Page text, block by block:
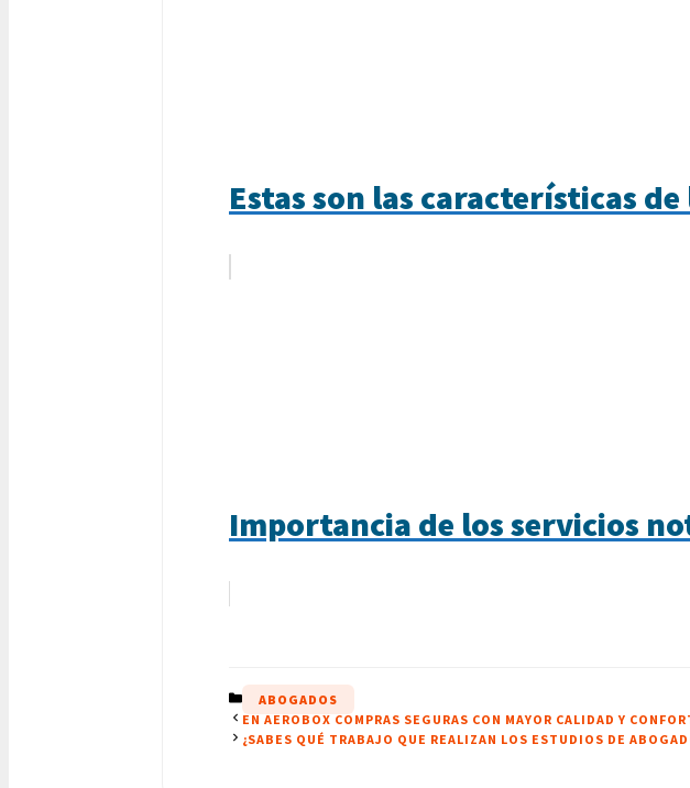
Estas son las características
Importancia de los servicios
CATEGORÍAS
ABOGADOS
EN AEROBOX COMPRAS SEGURAS CON MAYOR CALIDAD Y
¿SABES QUÉ TRABAJO QUE REALIZAN LOS ESTUDIOS DE